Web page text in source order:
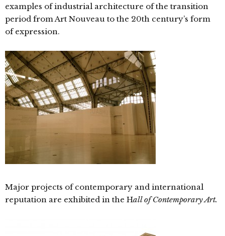
examples of industrial architecture of the transition
period from Art Nouveau to the 20th century’s form
of expression.
Major projects of contemporary and international
reputation are exhibited in the Hall of Contemporary Art.